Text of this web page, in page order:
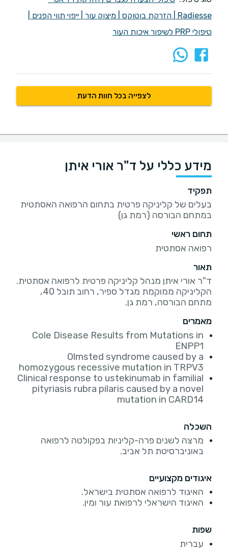
Radiesse
הזרקת בוטוקס מיצוק עור ייפוי תווי הפנים
טיפולי PRP לשיפור איכות העור
לצפייה בכל חוות הדעת
מידע כללי על ד"ר אורי איתן
תפקיד
בעלים של קליניקה פרטית בתחום הרפואה האסתטית
במתחם הבורסה (רמת גן)
תחום ראשי
רפואה אסתטית
תאור
הקליניקה ממוקמת מגדל ספיר, רחוב תובל 40,
מתחם הבורסה, רמת גן.
מאמרים
Cole Disease Results from Mutations in
ENPP1
Olmsted syndrome caused by a
homozygous recessive mutation in TRPV3
Clinical response to ustekinumab in familial
pityriasis rubra pilaris caused by a novel
mutation in CARD14
השכלה
מרצה לשנים פרה-קליניות בפקולטה לרפואה
באוניברסיטת תל אביב.
איגודים מקצועיים
האיגוד לרפואה אסתטית בישראל.
האיגוד הישראלי לרפואת עור ומין.
שפות
עברית